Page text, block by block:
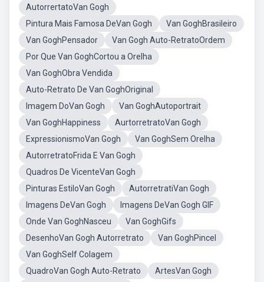
AutorrertatoVan Gogh
Pintura Mais Famosa DeVan Gogh
Van GoghBrasileiro
Van GoghPensador
Van Gogh Auto-RetratoOrdem
Por Que Van GoghCortou a Orelha
Van GoghObra Vendida
Auto-Retrato De Van GoghOriginal
Imagem DoVan Gogh
Van GoghAutoportrait
Van GoghHappiness
AurtorretratoVan Gogh
ExpressionismoVan Gogh
Van GoghSem Orelha
AutorretratoFrida E Van Gogh
Quadros De VicenteVan Gogh
Pinturas EstiloVan Gogh
AutorretratiVan Gogh
Imagens DeVan Gogh
Imagens DeVan Gogh GIF
Onde Van GoghNasceu
Van GoghGifs
DesenhoVan Gogh Autorretrato
Van GoghPincel
Van GoghSelf Colagem
QuadroVan Gogh Auto-Retrato
ArtesVan Gogh